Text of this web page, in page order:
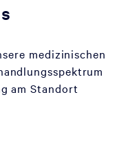
medizinischen
am Standort